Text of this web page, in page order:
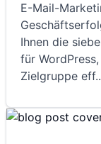
E-Mail-
Ihnen die
für
Zielgruppe eff